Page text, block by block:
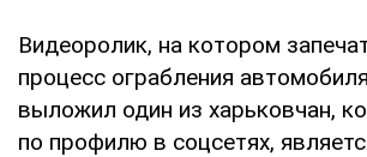
Видеоролик, на котором
процесс ограбления
выложил один из харьковчан,
по профилю в соцсетях,